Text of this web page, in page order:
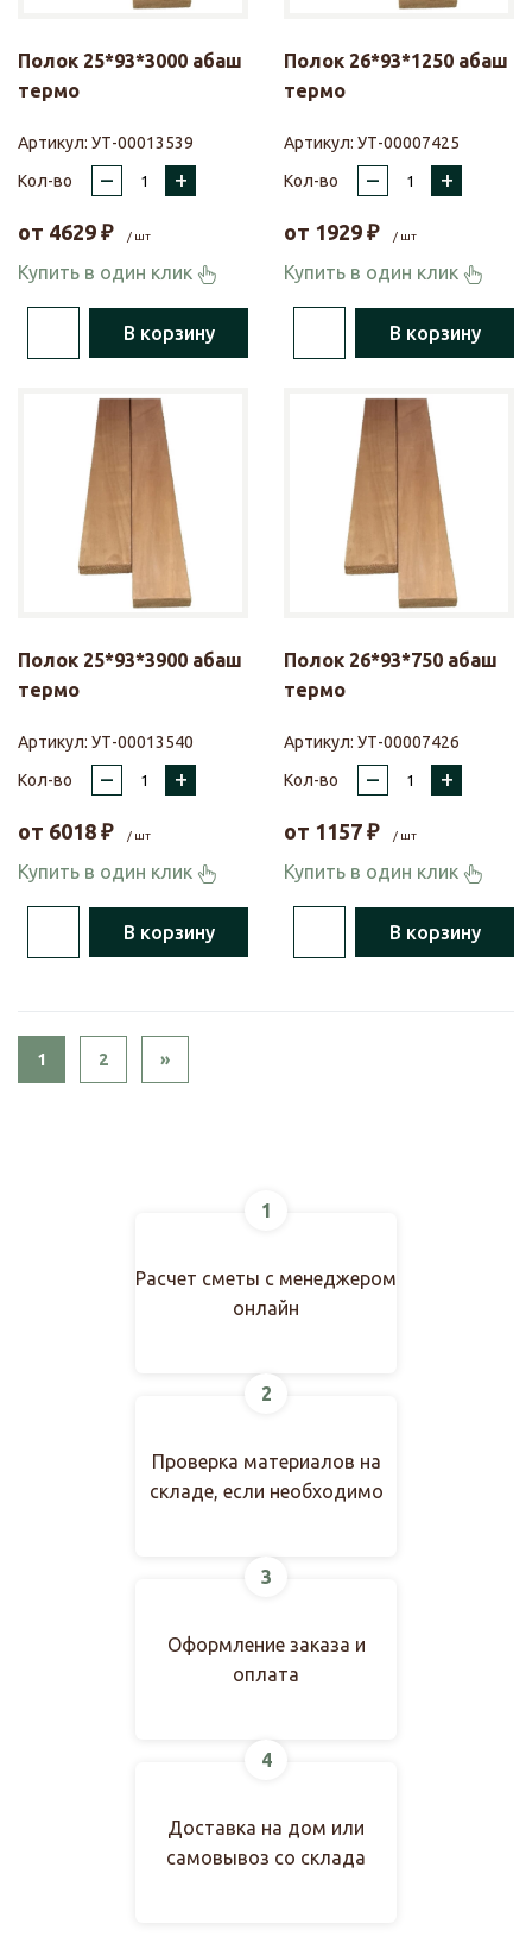
Полок 25*93*3000 абаш
термо
Артикул: УТ-00013539
Кол-во
– +
от 4629 ₽ / шт
Купить в один клик
В корзину
Полок 26*93*1250 абаш
термо
Артикул: УТ-00007425
Кол-во
– +
от 1929 ₽ / шт
Купить в один клик
В корзину
Полок 25*93*3900 абаш
термо
Артикул: УТ-00013540
Кол-во
– +
от 6018 ₽ / шт
Купить в один клик
В корзину
Полок 26*93*750 абаш
термо
Артикул: УТ-00007426
Кол-во
– +
от 1157 ₽ / шт
Купить в один клик
В корзину
1 2 »Next
1
Расчет сметы с менеджером
онлайн
2
Проверка материалов на
складе, если необходимо
3
Оформление заказа и
оплата
4
Доставка на дом или
самовывоз со склада